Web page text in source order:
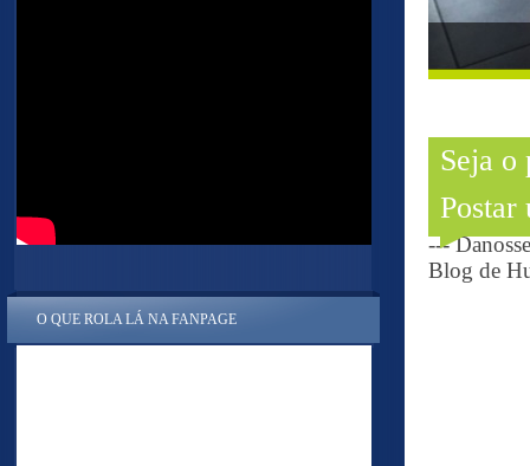
Seja o
Postar
---
Blog de
O QUE ROLA LÁ NA FANPAGE